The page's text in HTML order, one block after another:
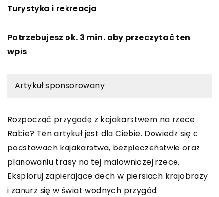
Turystyka i rekreacja
Potrzebujesz ok. 3 min. aby przeczytać ten
wpis
Artykuł sponsorowany
Rozpocząć przygodę z kajakarstwem na rzece
Rabie? Ten artykuł jest dla Ciebie. Dowiedz się o
podstawach kajakarstwa, bezpieczeństwie oraz
planowaniu trasy na tej malowniczej rzece.
Eksploruj zapierające dech w piersiach krajobrazy
i zanurz się w świat wodnych przygód.